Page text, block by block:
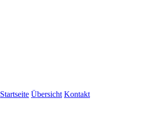
Startseite Übersicht Kontakt